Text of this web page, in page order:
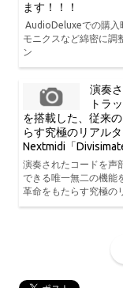
ます！！！
AudioDeluxeでの購入
モニクスなど綿密に調
ン
演奏
トラ
を搭載した、従来
らす究極のリアル
Nextmidi「
演奏されたコードを声
できる唯一無二の機能
革命をもたらす究極の